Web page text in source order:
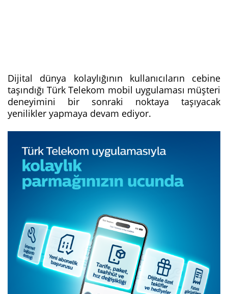
Dijital dünya kolaylığının kullanıcıların cebine
taşındığı Türk Telekom mobil uygulaması müşteri
deneyimini bir sonraki noktaya taşıyacak
yenilikler yapmaya devam ediyor.